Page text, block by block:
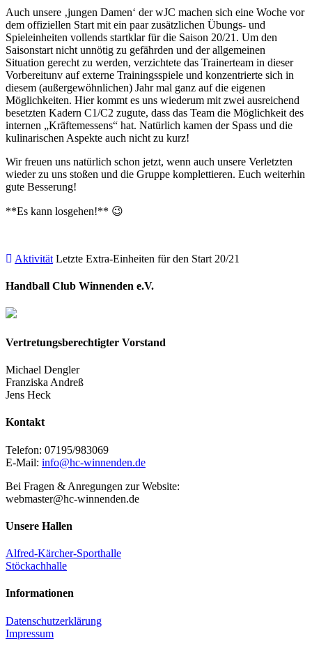
Auch unsere ‚jungen Damen‘ der wJC machen sich eine Woche vor
dem offiziellen Start mit ein paar zusätzlichen Übungs- und
Spieleinheiten vollends startklar für die Saison 20/21. Um den
Saisonstart nicht unnötig zu gefährden und der allgemeinen
Situation gerecht zu werden, verzichtete das Trainerteam in dieser
Vorbereitunv auf externe Trainingsspiele und konzentrierte sich in
diesem (außergewöhnlichen) Jahr mal ganz auf die eigenen
Möglichkeiten. Hier kommt es uns wiederum mit zwei ausreichend
besetzten Kadern C1/C2 zugute, dass das Team die Möglichkeit des
internen „Kräftemessens“ hat. Natürlich kamen der Spass und die
kulinarischen Aspekte auch nicht zu kurz!
Wir freuen uns natürlich schon jetzt, wenn auch unsere Verletzten
wieder zu uns stoßen und die Gruppe komplettieren. Euch weiterhin
gute Besserung!
**Es kann losgehen!** 😉
Aktivität Letzte Extra-Einheiten für den Start 20/21
Handball Club Winnenden e.V.
Vertretungsberechtigter Vorstand
Michael Dengler
Franziska Andreß
Jens Heck
Kontakt
Telefon: 07195/983069
E-Mail: info@hc-winnenden.de
Bei Fragen & Anregungen zur Website:
webmaster@hc-winnenden.de
Unsere Hallen
Alfred-Kärcher-Sporthalle
Stöckachhalle
Informationen
Datenschutzerklärung
Impressum